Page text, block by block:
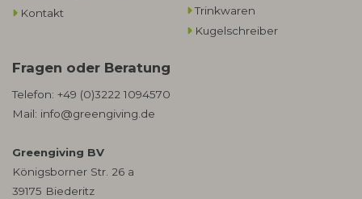
Kontakt
Trinkwaren
Kugelschreiber
Fragen oder Beratung
Telefon: +49 (0)3222 1094570
Mail: info@greengiving.de
Greengiving BV
Königsborner Str. 26 a
39175 Biederitz